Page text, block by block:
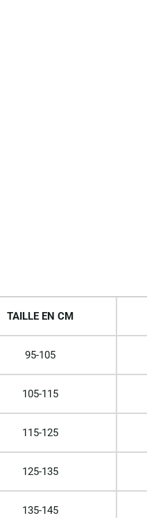
TAILLE EN CM
95-105
105-115
115-125
125-135
135-145